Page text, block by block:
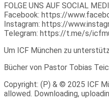
FOLGE UNS AUF SOCIAL
Facebook: https://
Instagram: https://
Telegram: https://t.me/s/
Um ICF München zu
Bücher von Pastor Tobias
Copyright: (P) & © 2025 ICF
allowed. Downloading,